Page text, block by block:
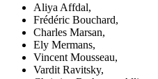
Aliya Affdal,
Frédéric Bouchard,
Charles Marsan,
Ely Mermans,
Vincent Mousseau,
Vardit Ravitsky,